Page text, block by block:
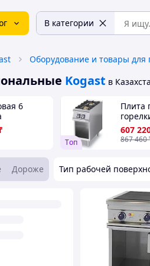
В категории
Kogast в
6
шкафу
117P
Tоп
Плита
Olis
607
867 460
Дороже Тип рабочей